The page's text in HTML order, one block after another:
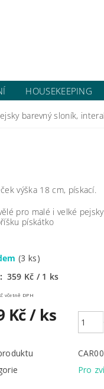
HOUSEKEEPING
barevný sloník,
výška 18 cm, pískací.
pro malé i velké pejsky
pískátko
(3 ks)
359 Kč / 1 ks
434,39 Kč včetně DPH
Kč/ ks
Pro